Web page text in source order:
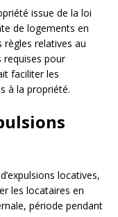
issue de la loi
de logements en
relatives au
pour
faciliter les
à la propriété.
locatives,
les locataires en
période pendant